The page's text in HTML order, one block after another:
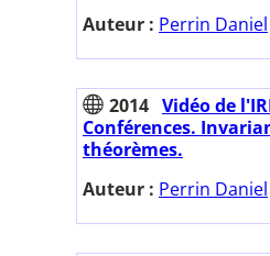
Auteur : Perrin Daniel
2014 Vidéo de
Conférences.
théorèmes.
Auteur : Perrin Daniel